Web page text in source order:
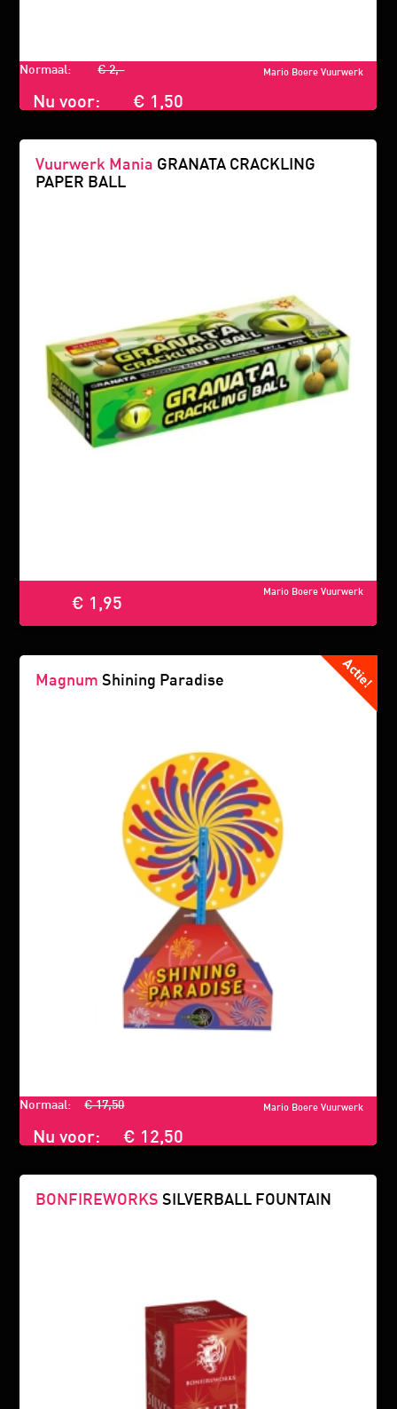
Mario Boere Vuurwerk
Normaal: € 2,-
Nu voor: € 1,50
Vuurwerk Mania GRANATA CRACKLING
PAPER BALL
Mario Boere Vuurwerk
€ 1,95
Magnum Shining Paradise
Mario Boere Vuurwerk
Normaal: € 17,50
Nu voor: € 12,50
BONFIREWORKS SILVERBALL FOUNTAIN